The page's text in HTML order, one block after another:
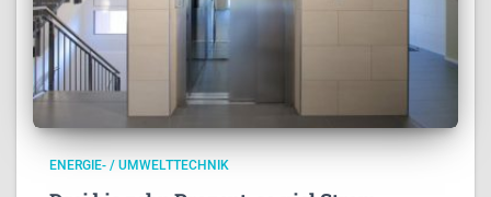
ENERGIE- / UMWELTTECHNIK